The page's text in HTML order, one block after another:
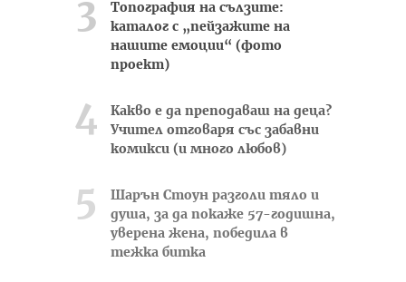
Топография на сълзите:
каталог с „пейзажите на
нашите емоции“ (фото
проект)
Какво е да преподаваш на деца?
Учител отговаря със забавни
комикси (и много любов)
Шарън Стоун разголи тяло и
душа, за да покаже 57-годишна,
уверена жена, победила в
тежка битка